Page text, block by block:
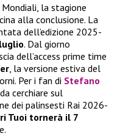
la stagione
alla conclusione. La
dell’edizione 2025-
. Dal giorno
dell’access prime time
, la versione estiva del
Per i fan di Stefano
da cerchiare sul
dei palinsesti Rai 2026-
Tuoi tornerà il 7